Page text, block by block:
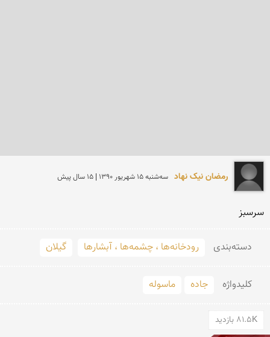
رمضان نیک نهاد سه‌شنبه 15 شهريور 1390 | 15 سال پیش
سرسبز
دسته‌بندی رودخانه‌ها ، چشمه‌ها ، آبشارها گیلان
کلید‌واژه جاده ماسوله
81.5K بازدید